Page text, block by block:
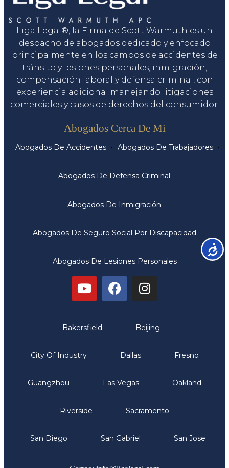
Liga Legal®, la Firma de Scott Warmuth es un
despacho de abogados dedicado y enfocado
principalmente en los campos de accidentes de
tránsito y lesiones personales, inmigración,
compensación laboral y defensa criminal, con
experiencia adicional manejando litigaciones
comerciales y casos de derechos del consumidor.
Abogados Cerca De Mi
Abogados De Accidentes Abogados De Trabajadores
Abogados De Defensa Criminal
Abogados De Inmigración
Abogados De Seguro Social Por Discapacidad
Abogados De Lesiones Personales
Bakersfield Beijing
City Of Industry Dallas Fresno
Guangzhou Las Vegas Oakland
Riverside Sacramento
San Diego San Gabriel San Jose